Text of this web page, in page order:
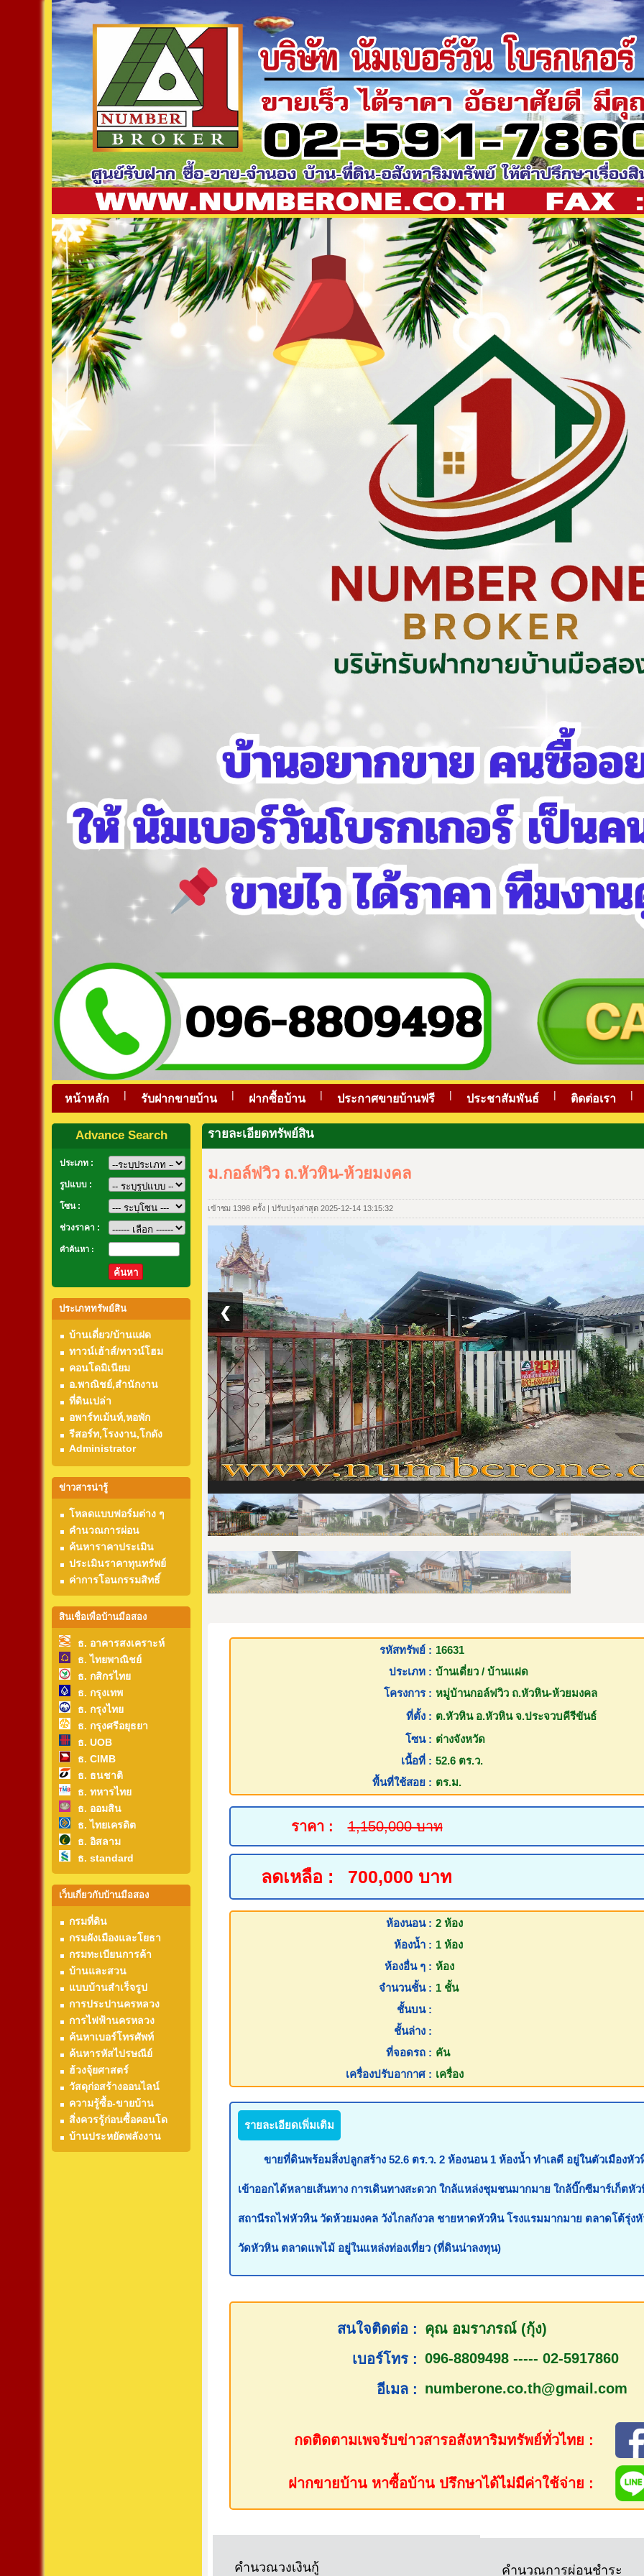
หน้าหลัก | รับฝากขายบ้าน | ฝากซื้อบ้าน | ประกาศขายบ้านฟรี | ประชาสัมพันธ์ | ติดต่อเรา |
Advance Search
ประเภท :
รูปแบบ :
โซน :
ช่วงราคา :
คำค้นหา :
ค้นหา
ประเภททรัพย์สิน
บ้านเดี่ยว/บ้านแฝด
ทาวน์เฮ้าส์/ทาวน์โฮม
คอนโดมิเนียม
อ.พาณิชย์,สำนักงาน
ที่ดินเปล่า
อพาร์ทเม้นท์,หอพัก
รีสอร์ท,โรงงาน,โกดัง
Administrator
ข่าวสารน่ารู้
โหลดแบบฟอร์มต่าง ๆ
คำนวณการผ่อน
ค้นหาราคาประเมิน
ประเมินราคาทุนทรัพย์
ค่าการโอนกรรมสิทธิ์
สินเชื่อเพื่อบ้านมือสอง
ธ. อาคารสงเคราะห์
ธ. ไทยพาณิชย์
ธ. กสิกรไทย
ธ. กรุงเทพ
ธ. กรุงไทย
ธ. กรุงศรีอยุธยา
ธ. UOB
ธ. CIMB
ธ. ธนชาติ
ธ. ทหารไทย
ธ. ออมสิน
ธ. ไทยเครดิต
ธ. อิสลาม
ธ. standard
เว็บเกี่ยวกับบ้านมือสอง
กรมที่ดิน
กรมผังเมืองและโยธา
กรมทะเบียนการค้า
บ้านและสวน
แบบบ้านสำเร็จรูป
การประปานครหลวง
การไฟฟ้านครหลวง
ค้นหาเบอร์โทรศัพท์
ค้นหารหัสไปรษณีย์
ฮ้วงจุ้ยศาสตร์
วัสดุก่อสร้างออนไลน์
ความรู้ซื้อ-ขายบ้าน
สิ่งควรรู้ก่อนซื้อคอนโด
บ้านประหยัดพลังงาน
รายละเอียดทรัพย์สิน
ม.กอล์ฟวิว ถ.หัวหิน-ห้วยมงคล
เข้าชม 1398 ครั้ง | ปรับปรุงล่าสุด 2025-12-14 13:15:32
❮
รหัสทรัพย์ : 16631
ประเภท : บ้านเดี่ยว / บ้านแฝด
โครงการ : หมู่บ้านกอล์ฟวิว ถ.หัวหิน-ห้วยมงคล
ที่ตั้ง : ต.หัวหิน อ.หัวหิน จ.ประจวบคีรีขันธ์
โซน : ต่างจังหวัด
เนื้อที่ : 52.6 ตร.ว.
พื้นที่ใช้สอย : ตร.ม.
ราคา : 1,150,000 บาท
ลดเหลือ : 700,000 บาท
ห้องนอน : 2 ห้อง
ห้องน้ำ : 1 ห้อง
ห้องอื่น ๆ : ห้อง
จำนวนชั้น : 1 ชั้น
ชั้นบน :
ชั้นล่าง :
ที่จอดรถ : คัน
เครื่องปรับอากาศ : เครื่อง
รายละเอียดเพิ่มเติม
ขายที่ดินพร้อมสิ่งปลูกสร้าง 52.6 ตร.ว. 2 ห้องนอน 1 ห้องน้ำ ทำเลดี อยู่ในตัวเมืองหัว
เข้าออกได้หลายเส้นทาง การเดินทางสะดวก ใกล้แหล่งชุมชนมากมาย ใกล้บิ๊กซีมาร์เก็ตหั
สถานีรถไฟหัวหิน วัดห้วยมงคล วังไกลกังวล ชายหาดหัวหิน โรงแรมมากมาย ตลาดโต้รุ่ง
วัดหัวหิน ตลาดแพไม้ อยู่ในแหล่งท่องเที่ยว (ที่ดินน่าลงทุน)
สนใจติดต่อ : คุณ อมราภรณ์ (กุ้ง)
เบอร์โทร : 096-8809498 ----- 02-5917860
อีเมล : numberone.co.th@gmail.com
กดติดตามเพจรับข่าวสารอสังหาริมทรัพย์ทั่วไทย :
ฝากขายบ้าน หาซื้อบ้าน ปรึกษาได้ไม่มีค่าใช้จ่าย :
คำนวณวงเงินกู้ คำนวณการผ่อนชำระ